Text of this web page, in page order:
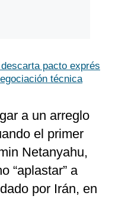
pacto exprés
técnica
a un arreglo
el primer
Netanyahu,
“aplastar” a
por Irán, en